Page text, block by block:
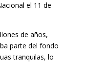
el 11 de
de años,
parte del fondo
tranquilas, lo